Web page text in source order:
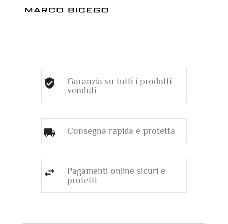
Garanzia su tutti i prodotti
venduti
Consegna rapida e protetta
Pagamenti online sicuri e
protetti